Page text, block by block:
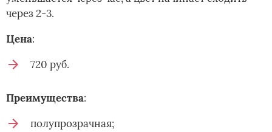
через 2-3.
Цена:
720 руб.
Преимущества:
полупрозрачная;